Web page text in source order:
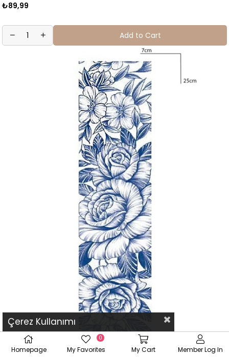
₺89,99
Add to Cart
Çerez Kullanımı
Homepage My Favorites
0
My Cart Member Log In